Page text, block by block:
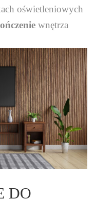
oświetleniowych
wnętrza
DO